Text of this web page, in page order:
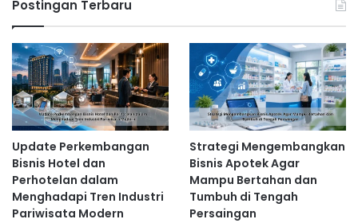
Postingan Terbaru
Update Perkembangan
Bisnis Hotel dan
Perhotelan dalam
Menghadapi Tren Industri
Pariwisata Modern
Strategi Mengembangkan
Bisnis Apotek Agar
Mampu Bertahan dan
Tumbuh di Tengah
Persaingan